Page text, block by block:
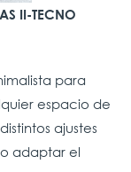
II-TECNO
para
espacio de
ajustes
adaptar el